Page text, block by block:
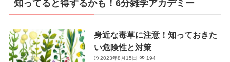
ー
知ってると得するかも！6分雑学アカデミー
身近な毒草に注意！知っておきた
い危険性と対策
2023年8月15日 194